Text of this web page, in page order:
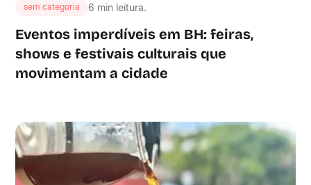
sem categoria 6 min leitura.
Eventos imperdíveis em BH: feiras,
shows e festivais culturais que
movimentam a cidade